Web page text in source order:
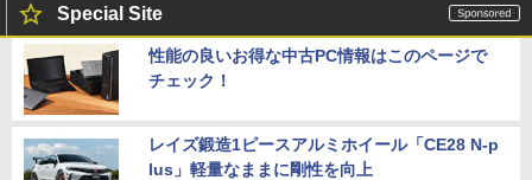
Special Site
性能の良いお得な中古PC情報はこのページで
チェック！
レイズ鍛造1ピースアルミホイール「CE28 N-p
lus」軽量なままに剛性を向上